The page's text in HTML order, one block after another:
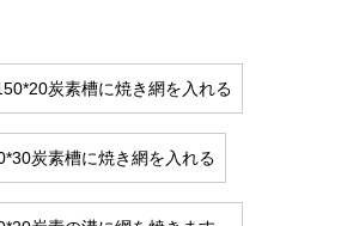
炭素槽に焼き網を入れる
炭素槽に焼き網を入れる